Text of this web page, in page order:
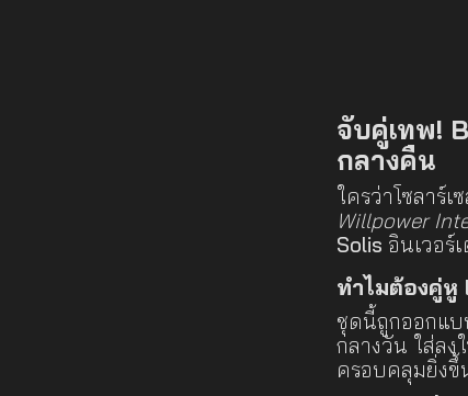
จับคู่เทพ!
กลางคืน
ใครว่าโซลาร์
Willpower
Solis อินเวอ
ทำไมต้องคู่หู
ชุดนี้ถูกออกแบ
กลางวัน ใส่ล
ครอบคลุมยิ่งขึ้